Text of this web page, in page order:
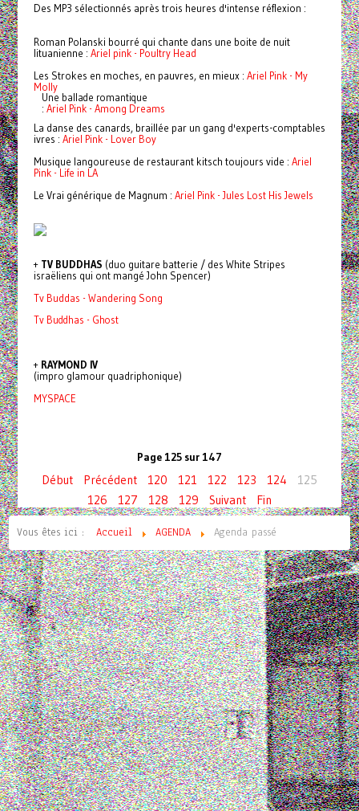
Des MP3 sélectionnés après trois heures d'intense réflexion :
Roman Polanski bourré qui chante dans une boite de nuit
lituanienne : Ariel pink - Poultry Head
Les Strokes en moches, en pauvres, en mieux : Ariel Pink - My
Molly
Une ballade romantique
: Ariel Pink - Among Dreams
La danse des canards, braillée par un gang d'experts-comptables
ivres : Ariel Pink - Lover Boy
Musique langoureuse de restaurant kitsch toujours vide : Ariel
Pink - Life in LA
Le Vrai générique de Magnum : Ariel Pink - Jules Lost His Jewels
+ TV BUDDHAS (duo guitare batterie / des White Stripes
israëliens qui ont mangé John Spencer)
Tv Buddas - Wandering Song
Tv Buddhas - Ghost
+ RAYMOND IV
(impro glamour quadriphonique)
MYSPACE
Page 125 sur 147
Début Précédent 120 121 122 123 124
125
126
127 128 129 Suivant Fin
Vous êtes ici : Accueil AGENDA Agenda passé